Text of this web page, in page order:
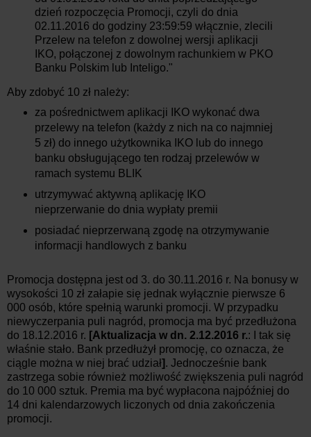
dzień rozpoczęcia Promocji, czyli do dnia
02.11.2016 do godziny 23:59:59 włącznie, zlecili
Przelew na telefon z dowolnej wersji aplikacji
IKO, połączonej z dowolnym rachunkiem w PKO
Banku Polskim lub Inteligo."
Aby zdobyć 10 zł należy:
za pośrednictwem aplikacji IKO wykonać dwa
przelewy na telefon (każdy z nich na co najmniej
5 zł) do innego użytkownika IKO lub do innego
banku obsługującego ten rodzaj przelewów w
ramach systemu BLIK
utrzymywać aktywną aplikację IKO
nieprzerwanie do dnia wypłaty premii
posiadać nieprzerwaną zgodę na otrzymywanie
informacji handlowych z banku
Promocja dostępna jest od 3. do 30.11.2016 r. Na bonusy w
wysokości 10 zł załapie się jednak wyłącznie pierwsze 6
000 osób, które spełnią warunki promocji. W przypadku
niewyczerpania puli nagród, promocja ma być przedłużona
do 18.12.2016 r. [Aktualizacja w dn. 2.12.2016 r.: I tak się
właśnie stało. Bank przedłużył promocję, co oznacza, że
ciągle można w niej brać udział]. Jednocześnie bank
zastrzega sobie również możliwość zwiększenia puli nagród
do 10 000 sztuk. Premia ma być wypłacona najpóźniej do
14 dni kalendarzowych liczonych od dnia zakończenia
promocji.